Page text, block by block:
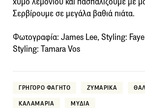
Σερβίρουμε σε μεγάλα βαθιά πιάτα.
Φωτογραφία: James Lee, Styling:
Styling: Tamara Vos
ΓΡΗΓΟΡΟ ΦΑΓΗΤΟ ΖΥΜΑΡΙΚΑ
ΚΑΛΑΜΑΡΙΑ ΜΥΔΙΑ